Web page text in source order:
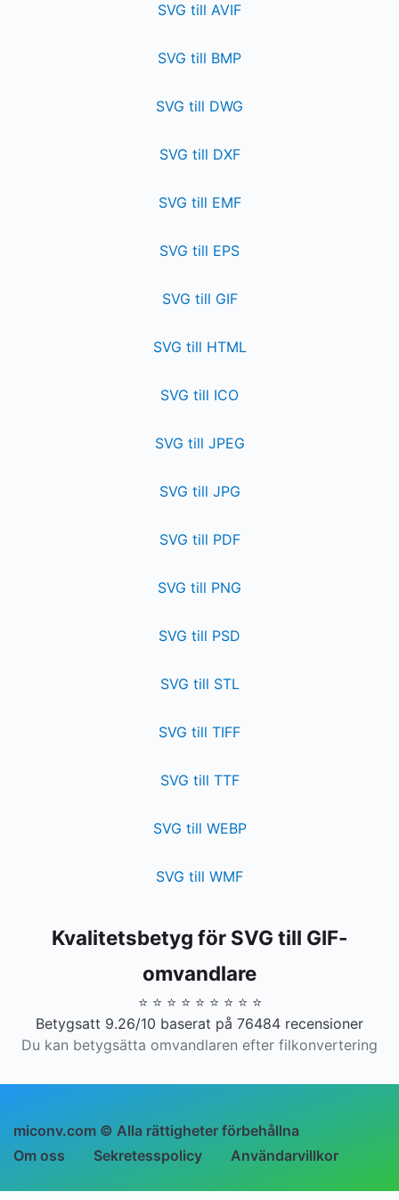
SVG till AVIF
SVG till BMP
SVG till DWG
SVG till DXF
SVG till EMF
SVG till EPS
SVG till GIF
SVG till HTML
SVG till ICO
SVG till JPEG
SVG till JPG
SVG till PDF
SVG till PNG
SVG till PSD
SVG till STL
SVG till TIFF
SVG till TTF
SVG till WEBP
SVG till WMF
Kvalitetsbetyg för SVG till GIF-
omvandlare
⭐ ⭐ ⭐ ⭐ ⭐ ⭐ ⭐ ⭐ ⭐
Betygsatt 9.26/10 baserat på 76484 recensioner
Du kan betygsätta omvandlaren efter filkonvertering
miconv.com © Alla rättigheter förbehållna
Om oss
Sekretesspolicy Användarvillkor